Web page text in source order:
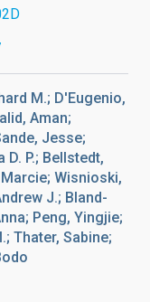
M.; D'Eugenio,
Aman;
Jesse;
P.; Bellstedt,
Wisnioski,
J.; Bland-
Peng, Yingjie;
Thater, Sabine;